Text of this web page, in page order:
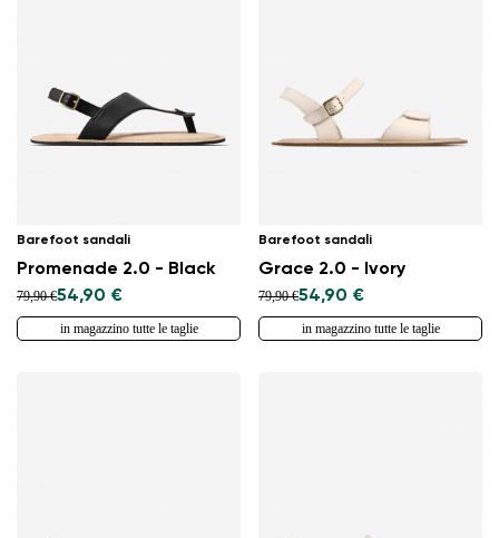
Barefoot sandali
Promenade 2.0 - Black
79,90 €54,90 €
in magazzino tutte le taglie
Barefoot sandali
Grace 2.0 - Ivory
79,90 €54,90 €
in magazzino tutte le taglie